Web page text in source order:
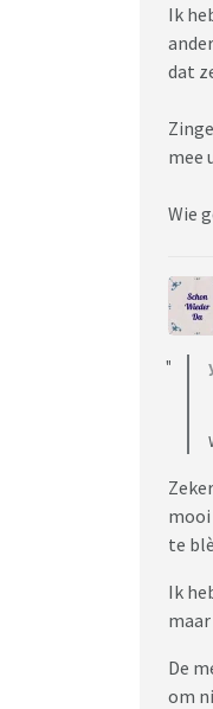
Ik
dat
mee
Wie
te
Ik
De
om